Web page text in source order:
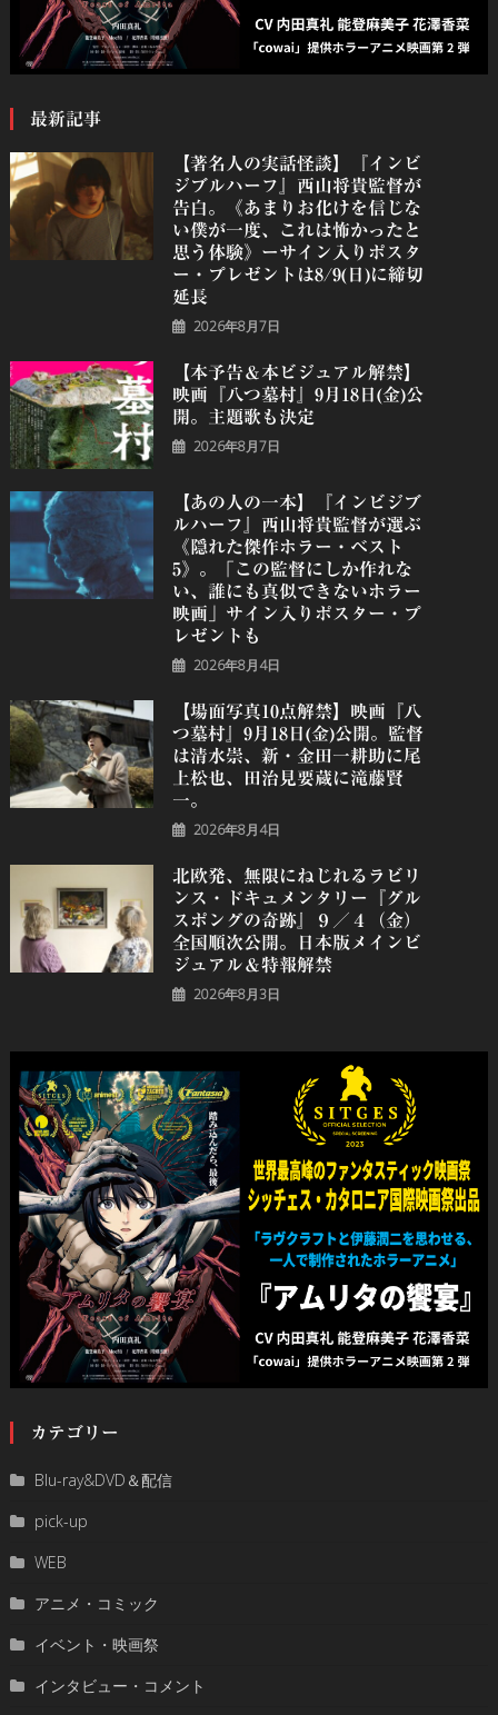
最新記事
【著名人の実話怪談】『インビ
ジブルハーフ』⻄⼭将貴監督が
告白。《あまりお化けを信じな
い僕が一度、これは怖かったと
思う体験》ーサイン入りポスタ
ー・プレゼントは8/9(日)に締切
延長
2026年8月7日
【本予告＆本ビジュアル解禁】
映画『八つ墓村』9月18日(金)公
開。主題歌も決定
2026年8月7日
【あの人の一本】『インビジブ
ルハーフ』⻄⼭将貴監督が選ぶ
《隠れた傑作ホラー・ベスト
5》。「この監督にしか作れな
い、誰にも真似できないホラー
映画」サイン入りポスター・プ
レゼントも
2026年8月4日
【場面写真10点解禁】映画『八
つ墓村』9月18日(金)公開。監督
は清水崇、新・金田一耕助に尾
上松也、田治見要蔵に滝藤賢
一。
2026年8月4日
北欧発、無限にねじれるラビリ
ンス・ドキュメンタリー『グル
スポングの奇跡』９／４（金）
全国順次公開。日本版メインビ
ジュアル＆特報解禁
2026年8月3日
カテゴリー
Blu-ray&DVD＆配信
pick-up
WEB
アニメ・コミック
イベント・映画祭
インタビュー・コメント